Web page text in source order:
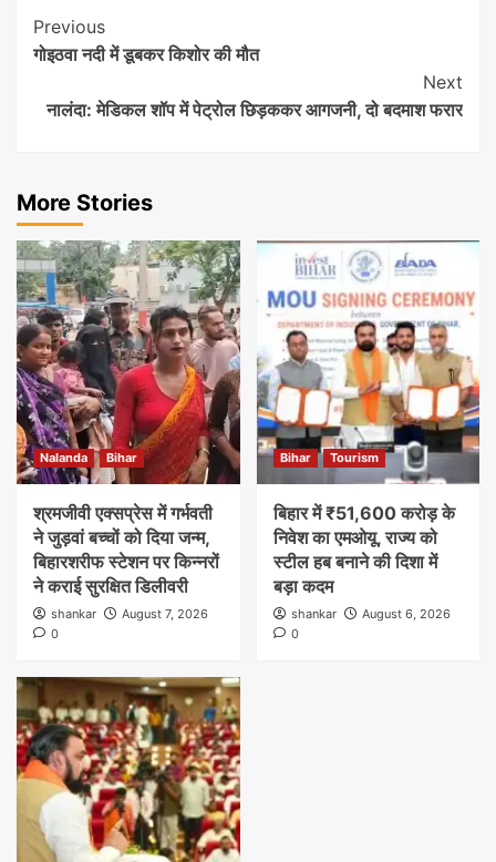
Post
Navigation
Previous
गोइठवा नदी में डूबकर किशोर की मौत
Next
नालंदा: मेडिकल शॉप में पेट्रोल छिड़ककर आगजनी, दो बदमाश फरार
More Stories
Nalanda Bihar
श्रमजीवी एक्सप्रेस में गर्भवती
ने जुड़वां बच्चों को दिया जन्म,
बिहारशरीफ स्टेशन पर किन्नरों
ने कराई सुरक्षित डिलीवरी
shankar
August 7, 2026
0
Bihar Tourism
बिहार में ₹51,600 करोड़ के
निवेश का एमओयू, राज्य को
स्टील हब बनाने की दिशा में
बड़ा कदम
shankar
August 6, 2026
0